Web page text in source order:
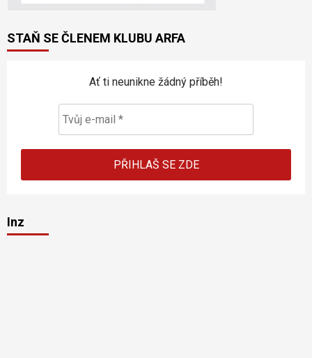
STAŇ SE ČLENEM KLUBU ARFA
Ať ti neunikne žádný příběh!
Inz